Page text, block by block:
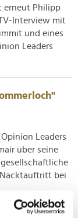
erneut Philipp
TV-Interview mit
und eines
Leaders
Leaders
über seine
bei